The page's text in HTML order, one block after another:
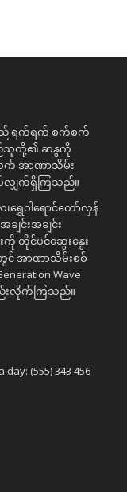
ရက်ရက် စက်စက်
ည်သူတို့၏ ဆန္ဒကို
အာဏာသိမ်း
ျှက်ရှိကြသည်။
ရွှေဝါရောင်တော်လှန်
ျင်းအချင်း
တိုင်ပင်ဆွေးနွေး
င် အာဏာသိမ်းစစ်
Wave
းလိုက်ကြသည်။
(555) 343 456